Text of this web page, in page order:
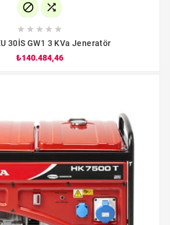
 
    
30İS GW1 3 KVa Jeneratör
₺140.484,46